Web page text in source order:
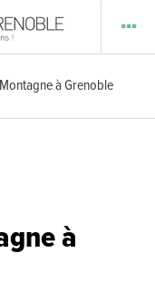
à Grenoble
à